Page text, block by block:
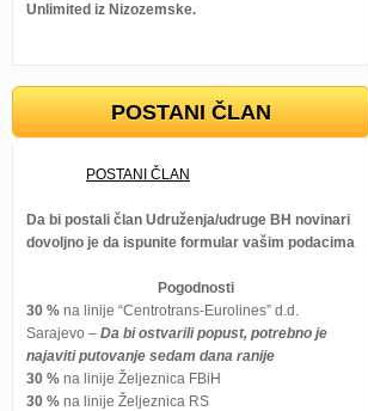
Unlimited iz Nizozemske.
POSTANI ČLAN
POSTANI ČLAN
Da bi postali član Udruženja/udruge BH novinari
dovoljno je da ispunite formular vašim podacima
Pogodnosti
30 % na linije “Centrotrans-Eurolines” d.d.
Sarajevo – Da bi ostvarili popust, potrebno je
najaviti putovanje sedam dana ranije
30 % na linije Željeznica FBiH
30 % na linije Željeznica RS